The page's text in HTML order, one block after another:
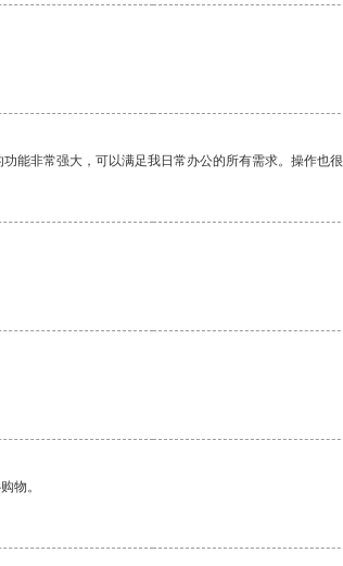
能非常强大，可以满足我日常办公的所有需求。操作也
物。